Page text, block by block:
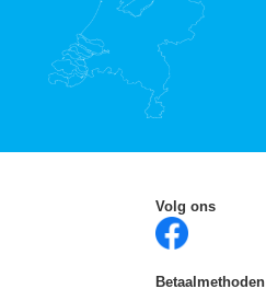
Volg ons
Betaalmethoden